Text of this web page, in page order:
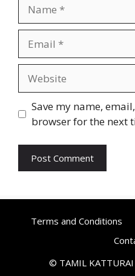
Save my name,
browser for the next
Terms and Conditions
© TAMIL